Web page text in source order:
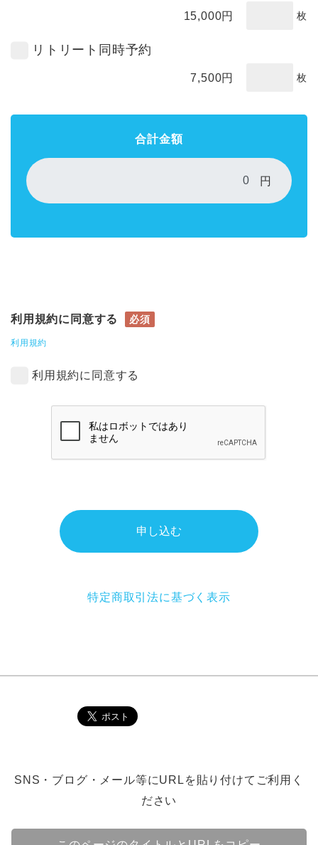
15,000円 枚
リトリート同時予約
7,500円 枚
合計金額
円
利用規約に同意する 必須
利用規約
利用規約に同意する
申し込む
特定商取引法に基づく表示
SNS・ブログ・メール等にURLを貼り付けてご利用く
ださい